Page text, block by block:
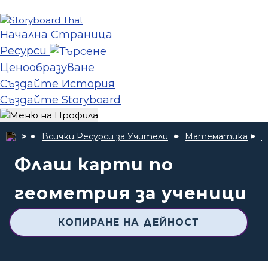
Начална Страница
Ресурси
Ценообразуване
Създайте История
Създайте Storyboard
Всички Ресурси за Учители Математика
Флаш карти по
геометрия за ученици
КОПИРАНЕ НА ДЕЙНОСТ